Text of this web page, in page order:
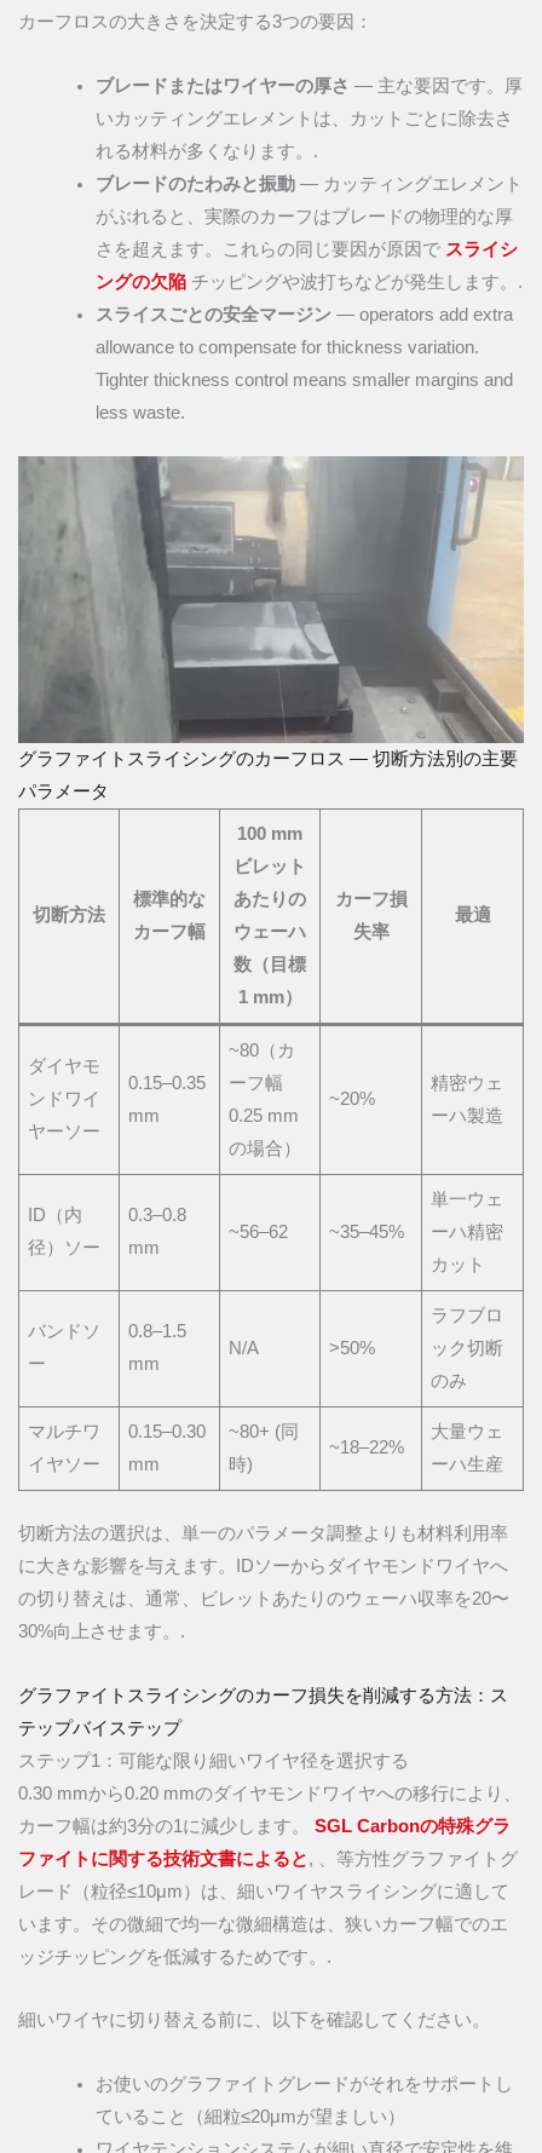
カーフロスの大きさを決定する3つの要因：
ブレードまたはワイヤーの厚さ — 主な要因です。厚
いカッティングエレメントは、カットごとに除去さ
れる材料が多くなります。.
ブレードのたわみと振動— カッティングエレメント
がぶれると、実際のカーフはブレードの物理的な厚
さを超えます。これらの同じ要因が原因で スライシ
ングの欠陥チッピングや波打ちなどが発生します。.
スライスごとの安全マージン— operators add extra
allowance to compensate for thickness variation.
Tighter thickness control means smaller margins and
less waste.
グラファイトスライシングのカーフロス — 切断方法別の主要
パラメータ
切断方法
標準的な
カーフ幅
100 mm
ビレット
あたりの
ウェーハ
数（目標
1 mm）
カーフ損
失率
最適
ダイヤモ
ンドワイ
ヤーソー
0.15–0.35
mm
~80（カ
ーフ幅
0.25 mm
の場合）
~20%
精密ウェ
ーハ製造
ID（内
径）ソー
0.3–0.8
mm
~56–62 ~35–45%
単一ウェ
ーハ精密
カット
バンドソ
ー
0.8–1.5
mm
N/A >50%
ラフブロ
ック切断
のみ
マルチワ
イヤソー
0.15–0.30
mm
~80+ (同
時)
~18–22%
大量ウェ
ーハ生産
切断方法の選択は、単一のパラメータ調整よりも材料利用率
に大きな影響を与えます。IDソーからダイヤモンドワイヤへ
の切り替えは、通常、ビレットあたりのウェーハ収率を20〜
30%向上させます。.
グラファイトスライシングのカーフ損失を削減する方法：ス
テップバイステップ
ステップ1：可能な限り細いワイヤ径を選択する
0.30 mmから0.20 mmのダイヤモンドワイヤへの移行により、
カーフ幅は約3分の1に減少します。 SGL Carbonの特殊グラ
ファイトに関する技術文書によると, 、等方性グラファイトグ
レード（粒径≤10μm）は、細いワイヤスライシングに適して
います。その微細で均一な微細構造は、狭いカーフ幅でのエ
ッジチッピングを低減するためです。.
細いワイヤに切り替える前に、以下を確認してください。
お使いのグラファイトグレードがそれをサポートし
ていること（細粒≤20μmが望ましい）
ワイヤテンションシステムが細い直径で安定性を維